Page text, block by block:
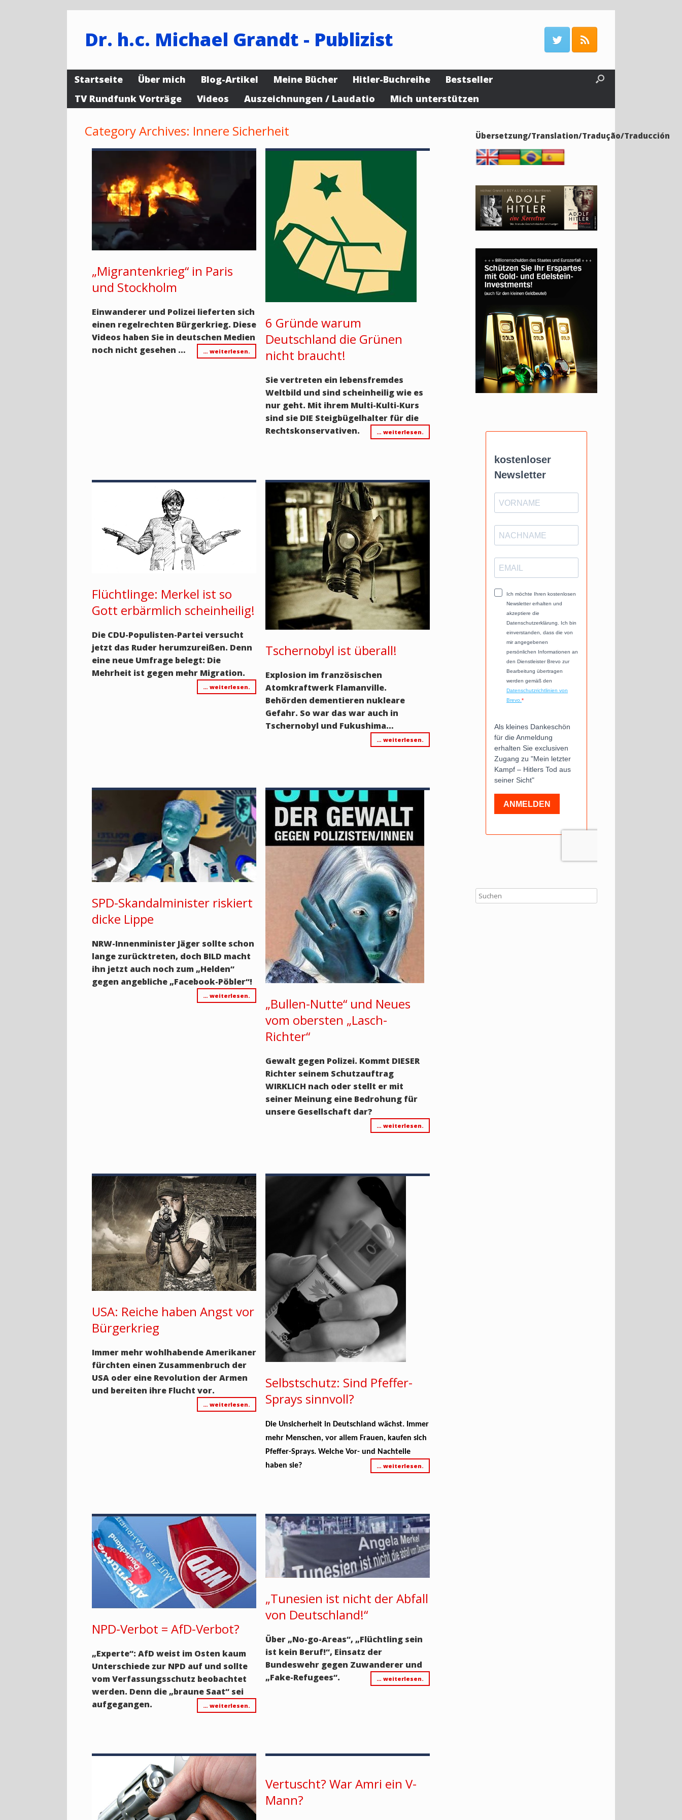
Dr. h.c. Michael Grandt - Publizist
Startseite Über mich Blog-Artikel Meine Bücher Hitler-Buchreihe
Bestseller
TV Rundfunk Vorträge
Videos Auszeichnungen / Laudatio Mich unterstützen
Category Archives: Innere Sicherheit
„Migrantenkrieg“ in Paris
und Stockholm
Einwanderer und Polizei lieferten sich
einen regelrechten Bürgerkrieg. Diese
Videos haben Sie in deutschen Medien
noch nicht gesehen …
… weiterlesen.
6 Gründe warum
Deutschland die Grünen
nicht braucht!
Sie vertreten ein lebensfremdes
Weltbild und sind scheinheilig wie es
nur geht. Mit ihrem Multi-Kulti-Kurs
sind sie DIE Steigbügelhalter für die
Rechtskonservativen.
… weiterlesen.
Flüchtlinge: Merkel ist so
Gott erbärmlich scheinheilig!
Die CDU-Populisten-Partei versucht
jetzt das Ruder herumzureißen. Denn
eine neue Umfrage belegt: Die
Mehrheit ist gegen mehr Migration.
… weiterlesen.
Tschernobyl ist überall!
Explosion im französischen
Atomkraftwerk Flamanville.
Behörden dementieren nukleare
Gefahr. So war das war auch in
Tschernobyl und Fukushima…
… weiterlesen.
SPD-Skandalminister riskiert
dicke Lippe
NRW-Innenminister Jäger sollte schon
lange zurücktreten, doch BILD macht
ihn jetzt auch noch zum „Helden“
gegen angebliche „Facebook-Pöbler“!
… weiterlesen.
„Bullen-Nutte“ und Neues
vom obersten „Lasch-
Richter“
Gewalt gegen Polizei. Kommt DIESER
Richter seinem Schutzauftrag
WIRKLICH nach oder stellt er mit
seiner Meinung eine Bedrohung für
unsere Gesellschaft dar?
… weiterlesen.
USA: Reiche haben Angst vor
Bürgerkrieg
Immer mehr wohlhabende Amerikaner
fürchten einen Zusammenbruch der
USA oder eine Revolution der Armen
und bereiten ihre Flucht vor.
… weiterlesen.
Selbstschutz: Sind Pfeffer-
Sprays sinnvoll?
Die Unsicherheit in Deutschland wächst. Immer
mehr Menschen, vor allem Frauen, kaufen sich
Pfeffer-Sprays. Welche Vor- und Nachteile
haben sie?
… weiterlesen.
NPD-Verbot = AfD-Verbot?
„Experte“: AfD weist im Osten kaum
Unterschiede zur NPD auf und sollte
vom Verfassungsschutz beobachtet
werden. Denn die „braune Saat“ sei
aufgegangen.
… weiterlesen.
„Tunesien ist nicht der Abfall
von Deutschland!“
Über „No-go-Areas“, „Flüchtling sein
ist kein Beruf!“, Einsatz der
Bundeswehr gegen Zuwanderer und
„Fake-Refugees“.
… weiterlesen.
Vertuscht? War Amri ein V-
Mann?
Übersetzung/Translation/Tradução/Traducción